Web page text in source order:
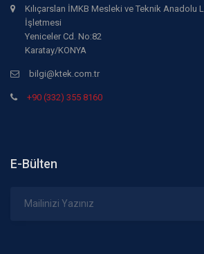
Kılıçarslan İMKB Mesleki ve Teknik Anadolu
İşletmesi
Yeniceler Cd. No:82
Karatay/KONYA
bilgi@ktek.com.tr
+90 (332) 355 8160
E-Bülten